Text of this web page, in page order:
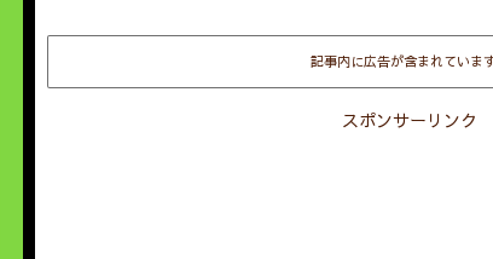
記事内に広告が含まれていま
スポンサーリンク